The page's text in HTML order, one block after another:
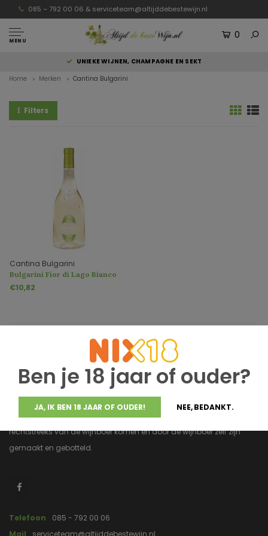
085 – 792 00 06 & serviceteam@altijddebestewijn.nl
MENU
0
UNIEKE WIJNEN, CHAMPAGNE EN SEKT
Ben je 18 jaar of ouder?
JA, IK BEN 18 JAAR OF OUDER! NEE, BEDANKT.
Home Merken Cantina Bulgarini
Filters
Cantina Bulgarini
Bulgarini Fior di Lago Bianco
€10,82
Altijddebestewijn.nl heeft uitsluitend wijnen van topkwaliteit die
rechtstreeks van de wijnboer komen en door de wijnboer zelf zijn
gemaakt en gebotteld.
Telefoon
085 - 792 00 06
Mail
serviceteam@altijddebestewijn.nl